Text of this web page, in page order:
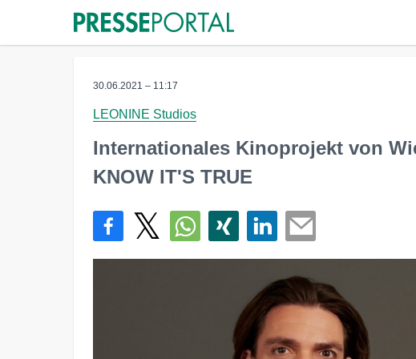
30.06.2021 – 11:17
LEONINE Studios
Internationales Kinoprojekt von
KNOW IT'S TRUE